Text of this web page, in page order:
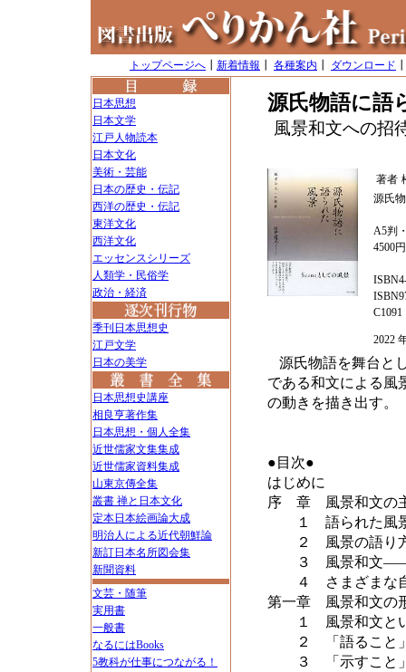
トップページへ 新着情報 各種案内 ダウンロード
日本思想
日本文学
江戸人物読本
日本文化
美術・芸能
日本の歴史・伝記
西洋の歴史・伝記
東洋文化
西洋文化
エッセンスシリーズ
人類学・民俗学
政治・経済
季刊日本思想史
江戸文学
日本の美学
日本思想史講座
相良亨著作集
日本思想・個人全集
近世儒家文集集成
近世儒家資料集成
山東京傳全集
叢書 禅と日本文化
定本日本絵画論大成
明治人による近代朝鮮論
新訂日本名所図会集
新聞資料
文芸・随筆
実用書
一般書
なるにはBooks
5教科が仕事につながる！
源氏物語に語
風景和文への招
著者
源氏
A5判
4500
C1091
2022
源氏物語を舞台と
である和文による風
の動きを描き出す。
●目次●
はじめに
序 章 風景和文の
１ 語られた風景
２ 風景の語り
３ 風景和文――
４ さまざまな
第一章 風景和文の
１ 風景和文と
２ 「語ること」
３ 「示すこと」